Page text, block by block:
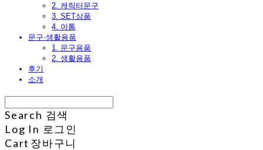
2. 캐릭터문구
3. SET상품
4. 아톰
문구·생활용품
1. 문구용품
2. 생활용품
후기
소개
Search 검색
Log In 로그인
Cart 장바구니